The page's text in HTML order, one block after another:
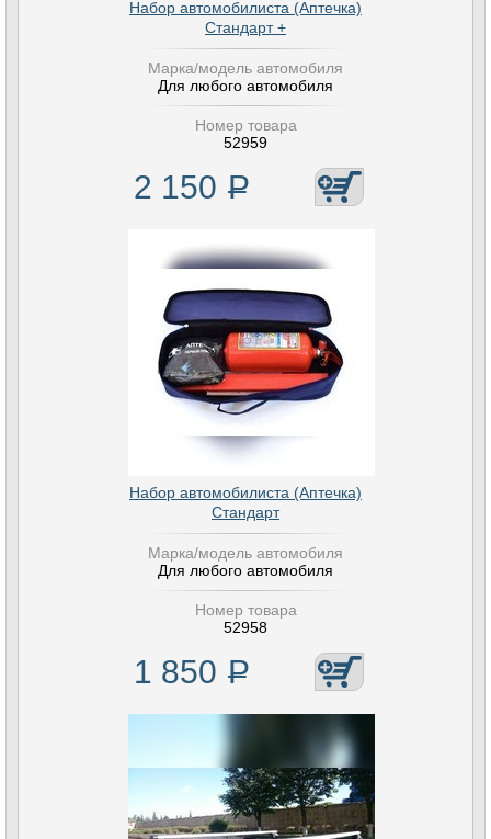
Набор автомобилиста (Аптечка)
Стандарт +
Марка/модель автомобиля
Для любого автомобиля
Номер товара
52959
2 150 Р
Набор автомобилиста (Аптечка)
Стандарт
Марка/модель автомобиля
Для любого автомобиля
Номер товара
52958
1 850 Р